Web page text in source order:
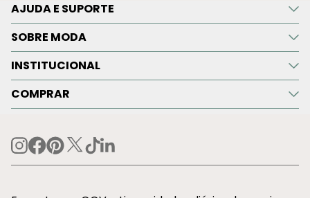
AJUDA E SUPORTE
SOBRE MODA
INSTITUCIONAL
COMPRAR